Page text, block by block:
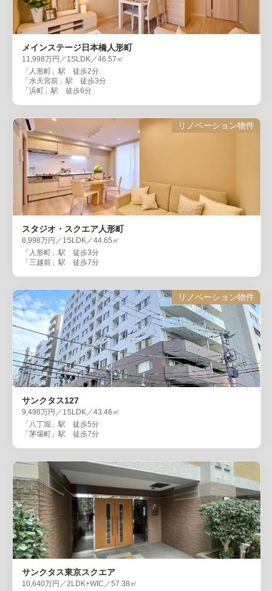
メインステージ日本橋人形町
11,998万円／1SLDK／46.57㎡
「人形町」駅 徒歩2分
「水天宮前」駅 徒歩3分
「浜町」駅 徒歩6分
リノベーション物件
スタジオ・スクエア人形町
8,998万円／1SLDK／44.65㎡
「人形町」駅 徒歩3分
「三越前」駅 徒歩7分
リノベーション物件
サンクタス127
9,498万円／1SLDK／43.46㎡
「八丁堀」駅 徒歩5分
「茅場町」駅 徒歩7分
サンクタス東京スクエア
10,640万円／2LDK+WIC／57.38㎡